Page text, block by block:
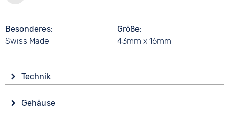
Besonderes
Swiss Made
Größe
43mm x 16mm
Technik
Automatik
Gehäuse